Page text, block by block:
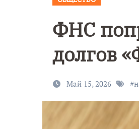
ФНС
долгов
Май 15, 2026 #